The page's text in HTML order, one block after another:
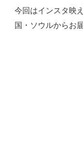
今回はインスタ映
国・ソウルからお